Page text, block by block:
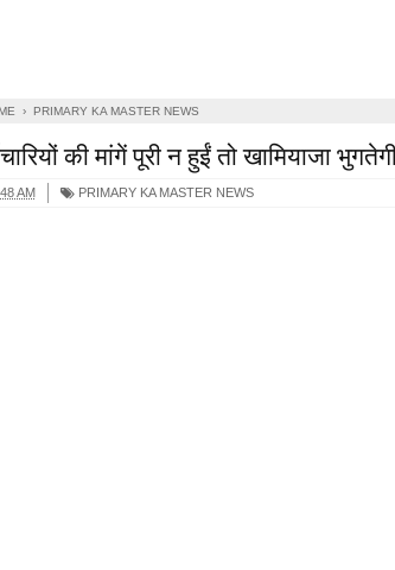
› PRIMARY KA MASTER NEWS
की मांगें पूरी न हुईं तो खामियाजा
AM PRIMARY KA MASTER NEWS